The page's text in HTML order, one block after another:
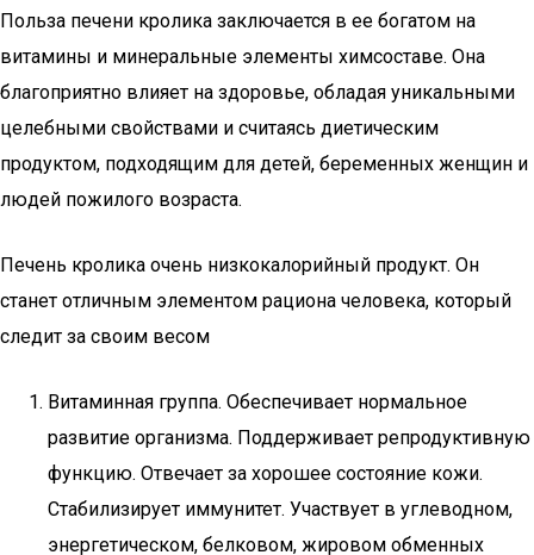
Польза печени кролика заключается в ее богатом на
витамины и минеральные элементы химсоставе. Она
благоприятно влияет на здоровье, обладая уникальными
целебными свойствами и считаясь диетическим
продуктом, подходящим для детей, беременных женщин и
людей пожилого возраста.
Печень кролика очень низкокалорийный продукт. Он
станет отличным элементом рациона человека, который
следит за своим весом
Витаминная группа. Обеспечивает нормальное
развитие организма. Поддерживает репродуктивную
функцию. Отвечает за хорошее состояние кожи.
Стабилизирует иммунитет. Участвует в углеводном,
энергетическом, белковом, жировом обменных